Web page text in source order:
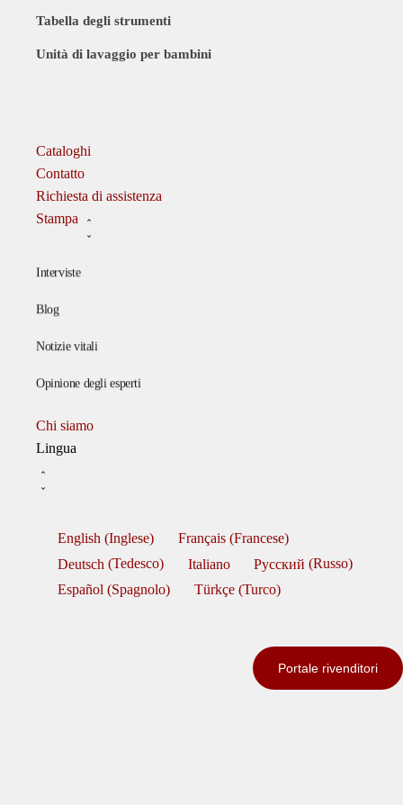
Tabella degli strumenti
Unità di lavaggio per bambini
Cataloghi
Contatto
Richiesta di assistenza
Stampa
Interviste
Blog
Notizie vitali
Opinione degli esperti
Chi siamo
Lingua
English (Inglese) Français(Francese)
Deutsch (Tedesco) Italiano Русский (Russo)
Español (Spagnolo) Türkçe(Turco)
Portale rivenditori